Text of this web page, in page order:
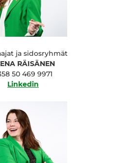
ja sidosryhmät
RÄISÄNEN
50 469 9971
Linkedin